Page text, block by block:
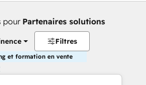
pour Partenaires solutions
Filtres
et formation en vente